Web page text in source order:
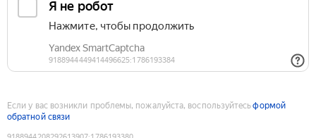
Если у вас возникли проблемы, пожалуйста, воспользуйтесьформой
обратной связи